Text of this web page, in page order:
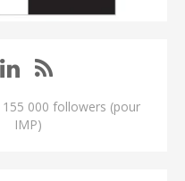
000 followers (pour
IMP)